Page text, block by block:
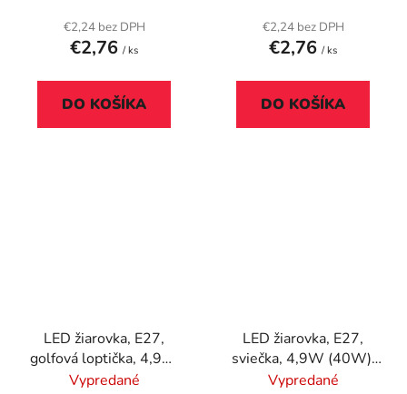
€2,24 bez DPH
€2,76 / ks
DO KOŠÍKA
€2,24 bez DPH
€2,76 / ks
DO KOŠÍKA
LED žiarovka, E27,
golfová loptička, 4,9W
(40W), 470lm, 3000K,
Vypredané
LED žiarovka, E27,
sviečka, 4,9W (40W),
470lm, 3000K,
Vypredané